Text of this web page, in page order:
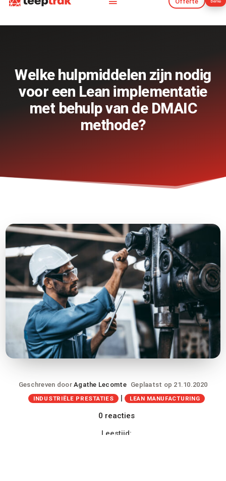
Demo
Offerte Demo
Welke hulpmiddelen zijn nodig
voor een Lean implementatie
met behulp van de DMAIC
methode?
Geschreven doorAgathe Lecomte Geplaatst op 21.10.2020
INDUSTRIËLE PRESTATIES | LEAN MANUFACTURING
0 reacties
Leestijd: